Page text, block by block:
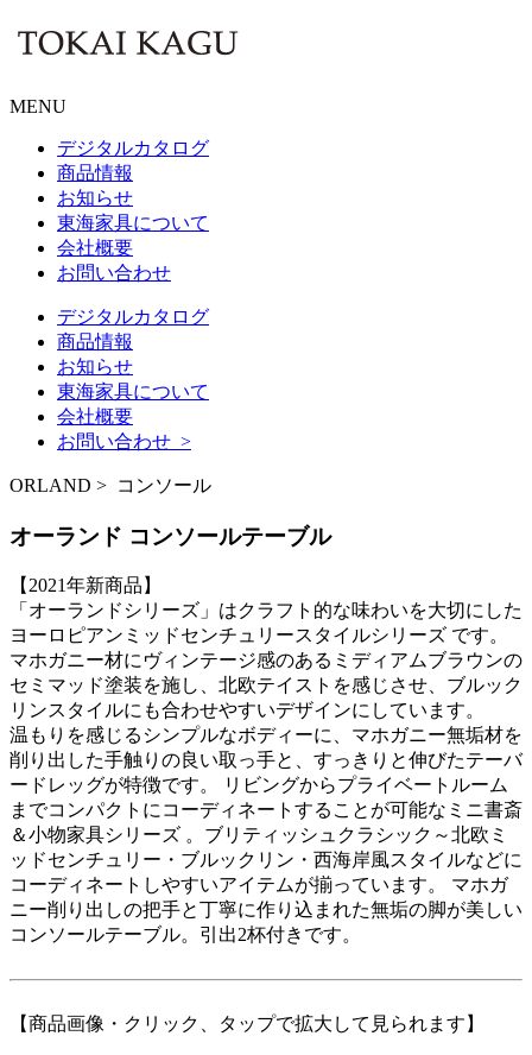
MENU
デジタルカタログ
商品情報
お知らせ
東海家具について
会社概要
お問い合わせ
デジタルカタログ
商品情報
お知らせ
東海家具について
会社概要
お問い合わせ >
ORLAND > コンソール
オーランド コンソールテーブル
【2021年新商品】
「オーランドシリーズ」はクラフト的な味わいを大切にした
ヨーロピアンミッドセンチュリースタイルシリーズ です。
マホガニー材にヴィンテージ感のあるミディアムブラウンの
セミマッド塗装を施し、北欧テイストを感じさせ、ブルック
リンスタイルにも合わせやすいデザインにしています。
温もりを感じるシンプルなボディーに、マホガニー無垢材を
削り出した手触りの良い取っ手と、すっきりと伸びたテーバ
ードレッグが特徴です。 リビングからプライベートルーム
までコンパクトにコーディネートすることが可能なミニ書斎
＆小物家具シリーズ 。ブリティッシュクラシック～北欧ミ
ッドセンチュリー・ブルックリン・西海岸風スタイルなどに
コーディネートしやすいアイテムが揃っています。 マホガ
ニー削り出しの把手と丁寧に作り込まれた無垢の脚が美しい
コンソールテーブル。引出2杯付きです。
【商品画像・クリック、タップで拡大して見られます】